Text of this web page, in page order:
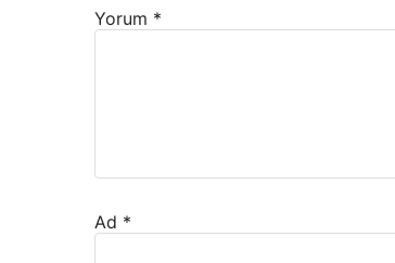
Yorum *
Ad *